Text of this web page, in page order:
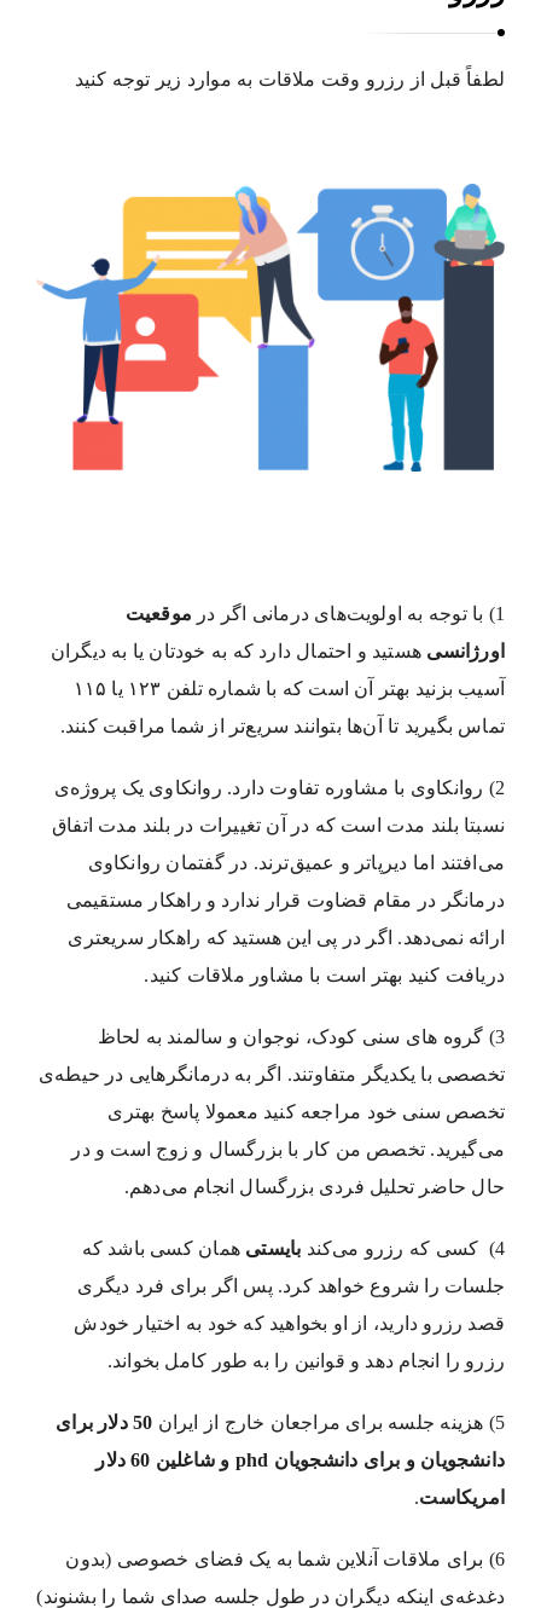
لطفاً قبل از رزرو وقت ملاقات به موارد زیر توجه کنید
1) با توجه به اولویت‌های درمانی اگر در
موقعیت
اورژانسی هستید و احتمال دارد که به خودتان یا به دیگران
آسیب بزنید بهتر آن است که با شماره تلفن ۱۲۳ یا ۱۱۵
تماس بگیرید تا آن‌ها بتوانند سریع‌تر از شما مراقبت کنند.
2) روانکاوی با مشاوره تفاوت دارد. روانکاوی یک پروژه‌ی
نسبتا بلند مدت است که در آن تغییرات در بلند مدت اتفاق
می‌افتند اما دیرپاتر و عمیق‌ترند. در گفتمان روانکاوی
درمانگر در مقام قضاوت قرار ندارد و راهکار مستقیمی
ارائه نمی‌دهد. اگر در پی این هستید که راهکار سریعتری
دریافت کنید بهتر است با مشاور ملاقات کنید.
3) گروه های سنی کودک، نوجوان و سالمند به لحاظ
تخصصی با یکدیگر متفاوتند. اگر به درمانگرهایی در حیطه‌ی
تخصص سنی خود مراجعه کنید معمولا پاسخ بهتری
می‌گیرید. تخصص من کار با بزرگسال و زوج است و در
حال حاضر تحلیل فردی بزرگسال انجام می‌دهم.
4) کسی که رزرو می‌کند بایستی همان کسی باشد که
جلسات را شروع خواهد کرد. پس اگر برای فرد دیگری
قصد رزرو دارید، از او بخواهید که خود به اختیار خودش
رزرو را انجام دهد و قوانین را به طور کامل بخواند.
5) هزینه جلسه برای مراجعان خارج از ایران
50 دلار برای
دانشجویان و برای دانشجویان phd و شاغلین 60 دلار
امریکاست.
6) برای ملاقات آنلاین شما به یک فضای خصوصی (بدون
دغدغه‌ی اینکه دیگران در طول جلسه صدای شما را بشنوند)